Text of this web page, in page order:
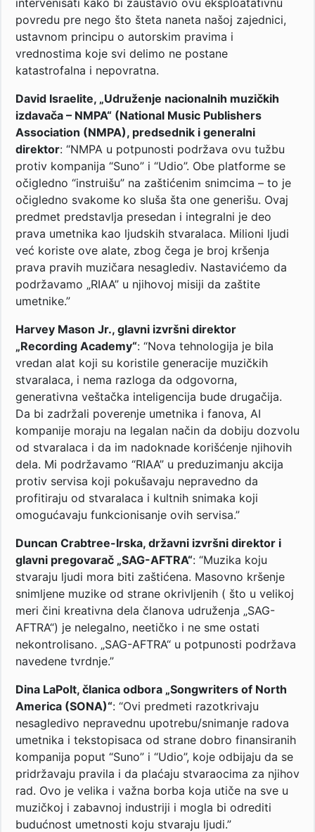
intervenisati kako bi zaustavio ovu eksploatativnu
povredu pre nego što šteta naneta našoj zajednici,
ustavnom principu o autorskim pravima i
vrednostima koje svi delimo ne postane
katastrofalna i nepovratna.
David Israelite, „Udruženje nacionalnih muzičkih
izdavača – NMPA“ (National Music Publishers
Association (NMPA), predsednik i generalni
direktor: “NMPA u potpunosti podržava ovu tužbu
protiv kompanija “Suno” i “Udio”. Obe platforme se
očigledno “instruišu” na zaštićenim snimcima – to je
očigledno svakome ko sluša šta one generišu. Ovaj
predmet predstavlja presedan i integralni je deo
prava umetnika kao ljudskih stvaralaca. Milioni ljudi
već koriste ove alate, zbog čega je broj kršenja
prava pravih muzičara nesaglediv. Nastavićemo da
podržavamo „RIAA” u njihovoj misiji da zaštite
umetnike.”
Harvey Mason Jr., glavni izvršni direktor
„Recording Academy“: “Nova tehnologija je bila
vredan alat koji su koristile generacije muzičkih
stvaralaca, i nema razloga da odgovorna,
generativna veštačka inteligencija bude drugačija.
Da bi zadržali poverenje umetnika i fanova, AI
kompanije moraju na legalan način da dobiju dozvolu
od stvaralaca i da im nadoknade korišćenje njihovih
dela. Mi podržavamo “RIAA” u preduzimanju akcija
protiv servisa koji pokušavaju nepravedno da
profitiraju od stvaralaca i kultnih snimaka koji
omogućavaju funkcionisanje ovih servisa.”
Duncan Crabtree-Irska, državni izvršni direktor i
glavni pregovarač „SAG-AFTRA“: “Muzika koju
stvaraju ljudi mora biti zaštićena. Masovno kršenje
snimljene muzike od strane okrivljenih ( što u velikoj
meri čini kreativna dela članova udruženja „SAG-
AFTRA“) je nelegalno, neetičko i ne sme ostati
nekontrolisano. „SAG-AFTRA“ u potpunosti podržava
navedene tvrdnje.”
Dina LaPolt, članica odbora „Songwriters of North
America (SONA)“: “Ovi predmeti razotkrivaju
nesagledivo nepravednu upotrebu/snimanje radova
umetnika i tekstopisaca od strane dobro finansiranih
kompanija poput “Suno” i “Udio”, koje odbijaju da se
pridržavaju pravila i da plaćaju stvaraocima za njihov
rad. Ovo je velika i važna borba koja utiče na sve u
muzičkoj i zabavnoj industriji i mogla bi odrediti
budućnost umetnosti koju stvaraju ljudi.”